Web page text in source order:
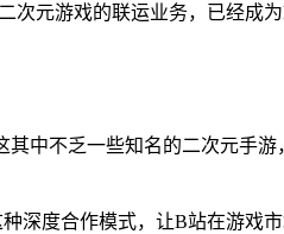
次元游戏的联运业务，已经成
中不乏一些知名的二次元手游
深度合作模式，让B站在游戏